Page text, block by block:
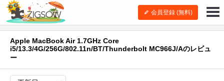
会員登録 (無料)
Apple MacBook Air 1.7GHz Core
i5/13.3/4G/256G/802.11n/BT/Thunderbolt MC966J/Aのレビュ
ー